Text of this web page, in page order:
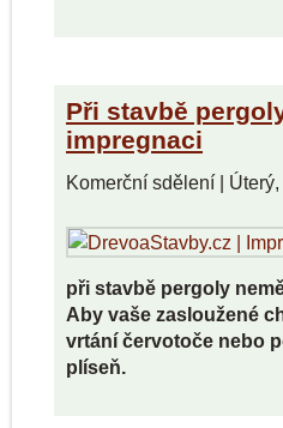
Při stavbě
impregnaci
Komerční sdělení|
při stavbě pergoly
Aby vaše zasloužené
vrtání červotoče nebo
plíseň.